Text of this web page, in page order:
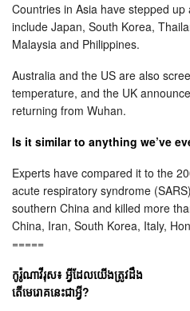
Countries in Asia have stepped
include Japan, South Korea,
Malaysia and Philippines.
Australia and the US are also
temperature, and the UK
returning from Wuhan.
Is it similar to anything we’ve
Experts have compared it to the
acute respiratory syndrome
southern China and killed more
China, Iran, South Korea, Italy,
=====
កូរ៉ូណាវីរុស៖ អ្វីដែលយើងត្រូវដឹង
តើមេរោគនេះជាអ្វី?